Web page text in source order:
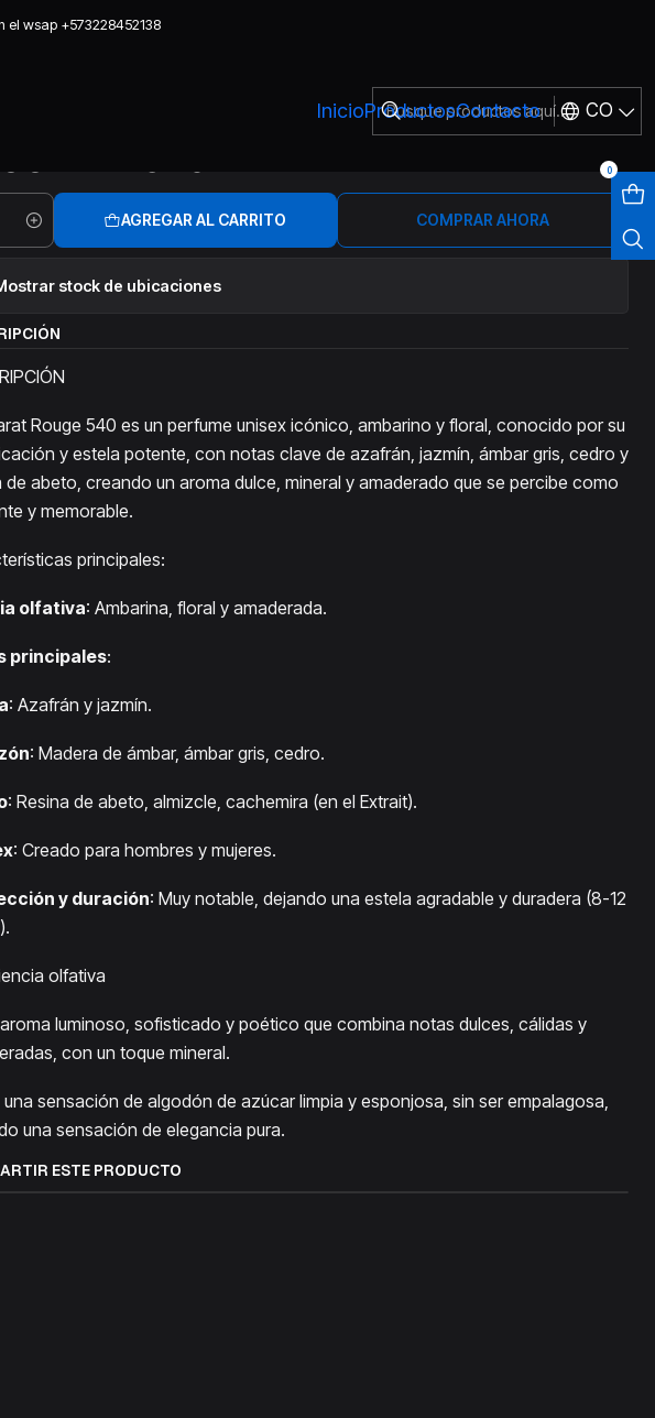
InicioProductosContacto CO
0
el wsap +573228452138
X 30 ML UNIX BACCARAT 540
YTTRIUM X 30 ML UNIX
AGREGAR AL CARRITO COMPRAR AHORA
stock de ubicaciones
Rouge 540 es un perfume unisex icónico, ambarino y floral, conocido por su
y estela potente, con notas clave de azafrán, jazmín, ámbar gris, cedro y
de abeto, creando un aroma dulce, mineral y amaderado que se percibe como
y memorable.
principales:
olfativa: Ambarina, floral y amaderada.
principales:
: Azafrán y jazmín.
: Madera de ámbar, ámbar gris, cedro.
: Resina de abeto, almizcle, cachemira (en el Extrait).
: Creado para hombres y mujeres.
y duración: Muy notable, dejando una estela agradable y duradera (8-12
olfativa
aroma luminoso, sofisticado y poético que combina notas dulces, cálidas y
con un toque mineral.
una sensación de algodón de azúcar limpia y esponjosa, sin ser empalagosa,
una sensación de elegancia pura.
ESTE PRODUCTO